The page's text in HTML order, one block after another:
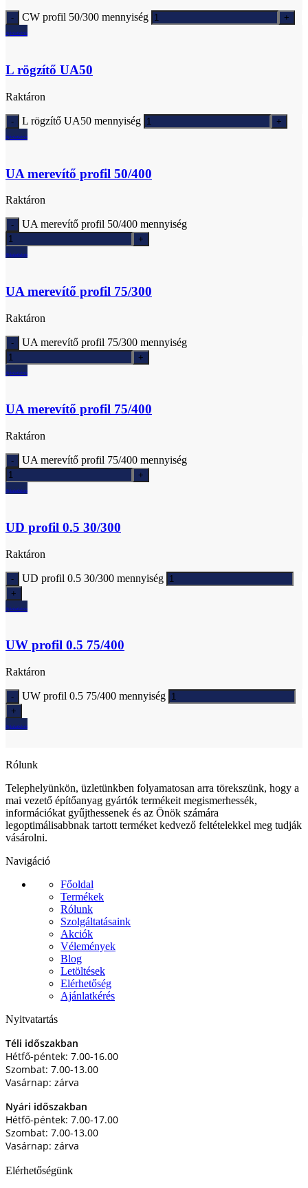
CW profil 50/300 mennyiség
Ajánlatkérés
L rögzítő UA50
Raktáron
L rögzítő UA50 mennyiség
Ajánlatkérés
UA merevítő profil 50/400
Raktáron
UA merevítő profil 50/400 mennyiség
Ajánlatkérés
UA merevítő profil 75/300
Raktáron
UA merevítő profil 75/300 mennyiség
Ajánlatkérés
UA merevítő profil 75/400
Raktáron
UA merevítő profil 75/400 mennyiség
Ajánlatkérés
UD profil 0.5 30/300
Raktáron
UD profil 0.5 30/300 mennyiség
Ajánlatkérés
UW profil 0.5 75/400
Raktáron
UW profil 0.5 75/400 mennyiség
Ajánlatkérés
Rólunk
Telephelyünkön, üzletünkben folyamatosan arra törekszünk, hogy a
mai vezető építőanyag gyártók termékeit megismerhessék,
információkat gyűjthessenek és az Önök számára
legoptimálisabbnak tartott terméket kedvező feltételekkel meg tudják
vásárolni.
Navigáció
Főoldal
Termékek
Rólunk
Szolgáltatásaink
Akciók
Vélemények
Blog
Letöltések
Elérhetőség
Ajánlatkérés
Nyitvatartás
Téli időszakban
Hétfő-péntek: 7.00-16.00
Szombat: 7.00-13.00
Vasárnap: zárva
Nyári időszakban
Hétfő-péntek: 7.00-17.00
Szombat: 7.00-13.00
Vasárnap: zárva
Elérhetőségünk